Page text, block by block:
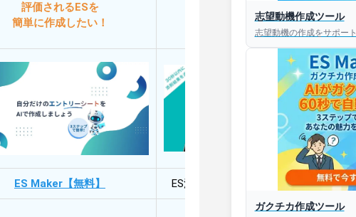
評価されるESを
簡単に作成したい！
添削してほしい！
ES Maker【無料】 ES添削・面接対策アプリ【無料】
志望動機作成ツール
志望動機の作成をサポート
ガクチカ作成ツール